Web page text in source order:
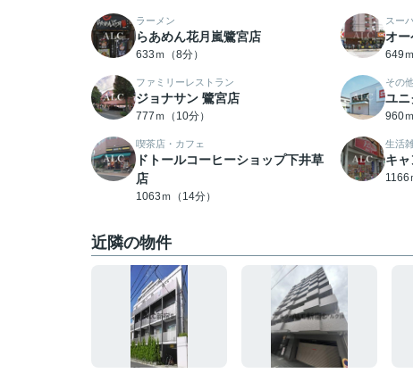
ラーメン
らあめん花月嵐鷺宮店
633ｍ（8分）
スー
オー
649
ファミリーレストラン
ジョナサン 鷺宮店
777ｍ（10分）
その
ユ
960
喫茶店・カフェ
ドトールコーヒーショップ下井草
店
1063ｍ（14分）
生活
キ
1166
近隣の物件